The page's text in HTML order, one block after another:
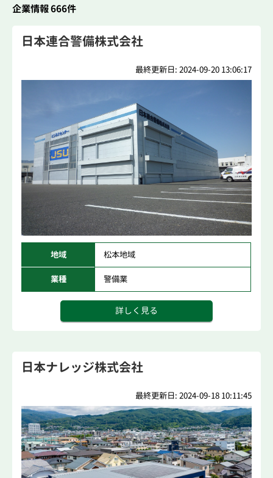
企業情報 666件
日本連合警備株式会社
最終更新日: 2024-09-20 13:06:17
地域 松本地域
業種 警備業
詳しく見る
日本ナレッジ株式会社
最終更新日: 2024-09-18 10:11:45